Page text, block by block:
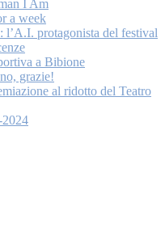
I Am
a week
l’A.I. protagonista del festival
a Bibione
grazie!
al ridotto del Teatro